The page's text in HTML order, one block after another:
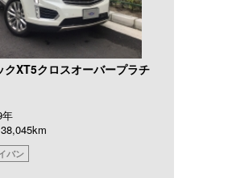
クXT5クロスオーバープラチ
年
バン